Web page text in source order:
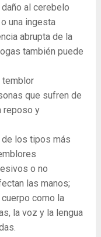
al cerebelo
una ingesta
abrupta de la
también puede
temblor
que sufren de
reposo y
de los tipos más
o no
las manos;
como la
la voz y la lengua